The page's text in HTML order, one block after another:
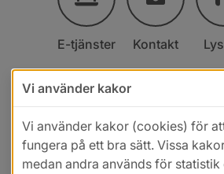
E-tjänster Kontakt
Vi använder kakor
Vi använder kakor (cookies) för
fungera på ett bra sätt. Vissa
medan andra används för